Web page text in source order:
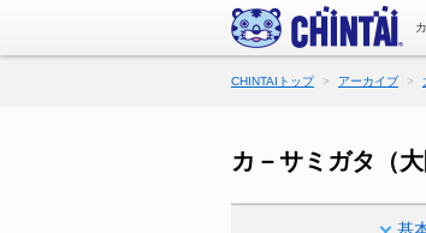
CHINTAIトップ アーカイブ
カ－サミガタ（